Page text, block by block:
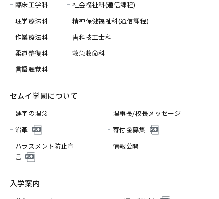
臨床工学科
理学療法科
作業療法科
柔道整復科
言語聴覚科
社会福祉科(通信課程)
精神保健福祉科(通信課程)
歯科技工士科
救急救命科
セムイ学園について
建学の理念
理事長/校長メッセージ
沿革
寄付金募集
ハラスメント防止宣
言
情報公開
入学案内